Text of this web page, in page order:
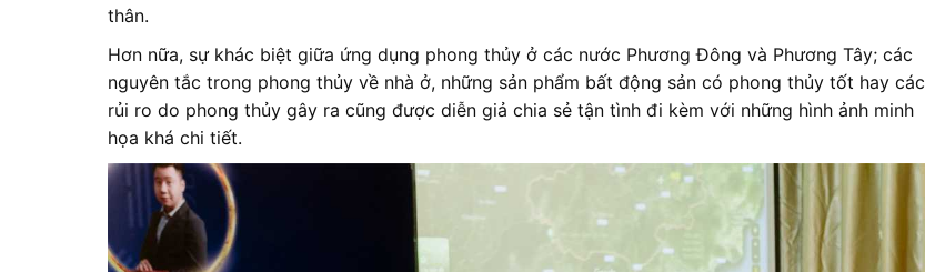
thân.
Hơn nữa, sự khác biệt giữa ứng dụng phong thủy ở các nước Phương Đông và Phương Tây; các
nguyên tắc trong phong thủy về nhà ở, những sản phẩm bất động sản có phong thủy tốt hay các
rủi ro do phong thủy gây ra cũng được diễn giả chia sẻ tận tình đi kèm với những hình ảnh minh
họa khá chi tiết.